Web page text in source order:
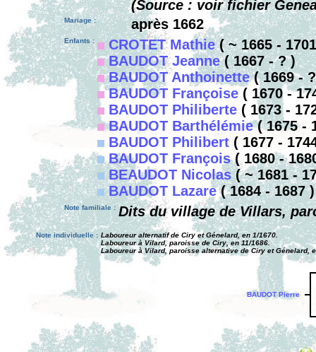
(Source : voir fichier
Mariage : après 1662
Enfants : CROTET Mathie( ~ 1665 -
BAUDOT Jeanne( 1667 - ? )
BAUDOT Anthoinette( 1669 -
BAUDOT Françoise ( 1670 -
BAUDOT Philiberte ( 1673 -
BAUDOT Barthélémie( 1675 -
BAUDOT Philibert ( 1677 -
BAUDOT François( 1680 -
BEAUDOT Nicolas( ~ 1681 -
BAUDOT Lazare( 1684 - 1687 )
Note familiale : Dits du village de Villars,
Note individuelle : Laboureur alternatif de Ciry et Génelard, en 1/1670.
Laboureur à Vilard, paroisse de Ciry, en 11/1686.
Laboureur à Vilard, paroisse alternative de Ciry et Génelard,
BAUDOT Pierre